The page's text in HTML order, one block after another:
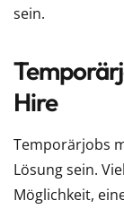
sein.
Hire
Temporärjobs
Lösung sein.
Möglichkeit,